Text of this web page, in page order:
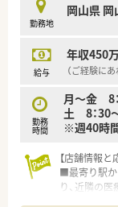
人在宅業務
【求人情報に
あり、これ
■年間休日
ンスを重視
ーニングの
勤務地
岡山県 岡
給与
年収450
（ご経験に
勤務
時間
月～金 8：
土 8：30～
※週40時
【店舗情報と
■最寄り駅か
り、近隣の